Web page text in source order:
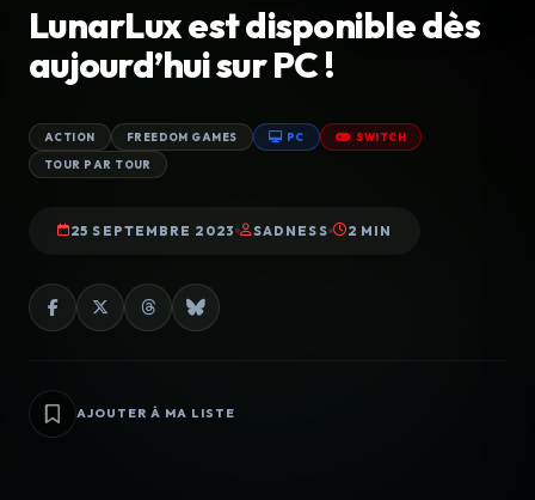
LunarLux est disponible dès
aujourd’hui sur PC !
ACTION FREEDOM GAMES PC SWITCH
TOUR PAR TOUR
25 SEPTEMBRE 2023 SADNESS 2 MIN
AJOUTER À MA LISTE